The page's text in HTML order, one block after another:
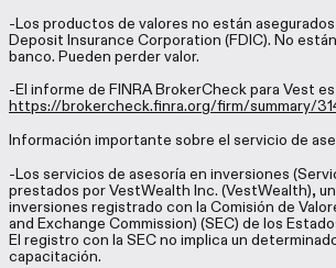
-Los productos de valores no están
Deposit Insurance Corporation (FDIC). No
banco. Pueden perder valor.
-El informe de FINRA BrokerCheck para Vest
https://brokercheck.finra.org/firm/summary/
Información importante sobre el servicio de
-Los servicios de asesoría en inversiones
prestados por VestWealth Inc. (VestWealth),
inversiones registrado con la Comisión de
and Exchange Commission) (SEC) de los
El registro con la SEC no implica un
capacitación.